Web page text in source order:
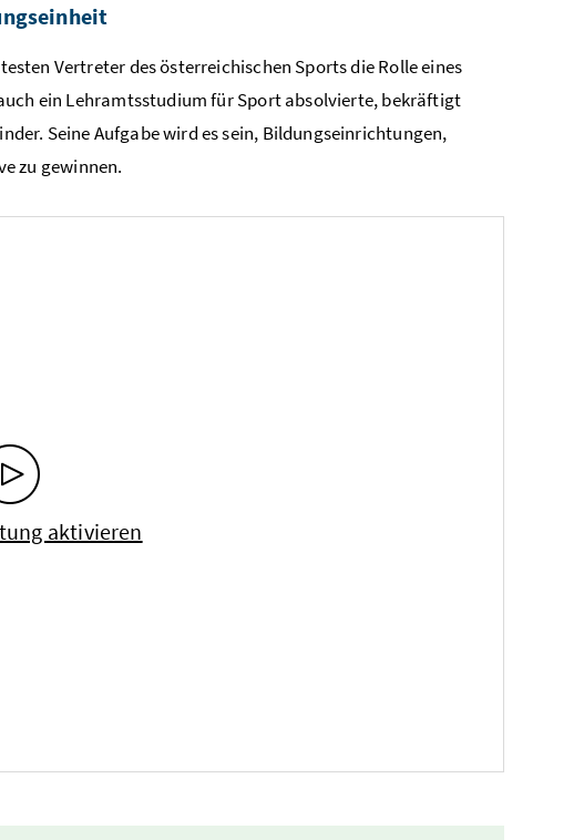
Vertreter des österreichischen Sports die Rolle eines
ein Lehramtsstudium für Sport absolvierte, bekräftigt
Seine Aufgabe wird es sein, Bildungseinrichtungen,
zu gewinnen.
aktivieren